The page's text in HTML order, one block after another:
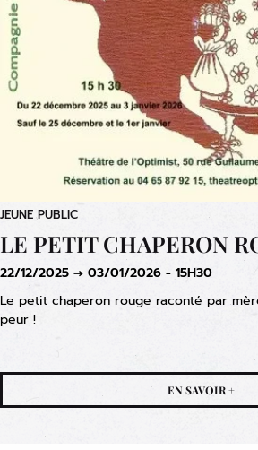
JEUNE PUBLIC
LE PETIT CHAPERON
22/12/2025 → 03/01/2026 - 15H30
Le petit chaperon rouge raconté par
peur !
EN SAVOIR +